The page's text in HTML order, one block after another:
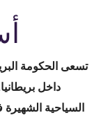
تسعى الحكومة
داخل
السياحية الشهيرة